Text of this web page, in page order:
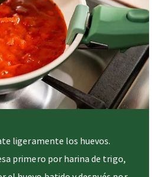
ligeramente los huevos.
primero por harina de trigo,